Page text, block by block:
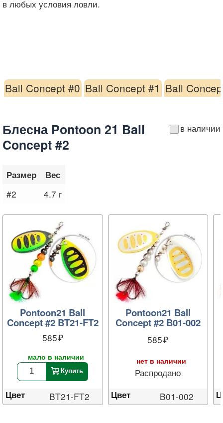
в любых условия ловли.
Ball Concept #0 Ball Concept #1 Ball
в наличии
Блесна Pontoon 21 Ball
Concept #2
Размер Вес
#2 4.7 г
Pontoon21 Ball
Concept #2 BT21-FT2
585
мало в наличии
Купить
Цвет BT21-FT2
Pontoon21 Ball
Concept #2 B01-002
585
нет в наличии
Распродано
Цвет B01-002